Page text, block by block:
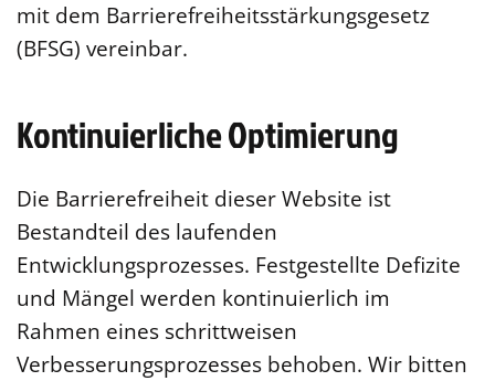
mit dem Barrierefreiheitsstärkungsgesetz
(BFSG) vereinbar.
Kontinuierliche Optimierung
Die Barrierefreiheit dieser Website ist
Bestandteil des laufenden
Entwicklungsprozesses. Festgestellte Defizite
und Mängel werden kontinuierlich im
Rahmen eines schrittweisen
Verbesserungsprozesses behoben. Wir bitten